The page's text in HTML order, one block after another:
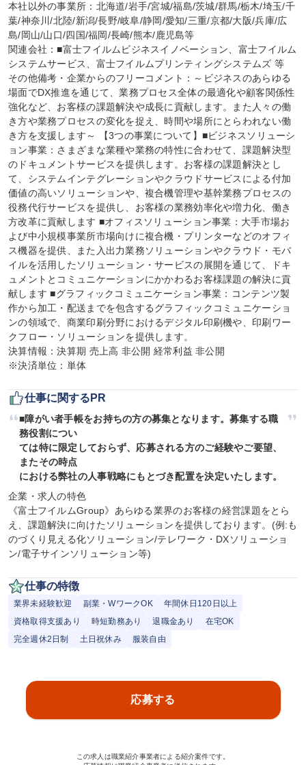
本社以外の事業所：北海道/岩手/宮城/福島/茨城/群馬/栃木/埼玉/千
葉/神奈川/北陸/新潟/長野/岐阜/静岡/愛知/三重/京都/大阪/兵庫/広
島/岡山/山口/四国/福岡/長崎/熊本/鹿児島等
関連会社：■富士フイルムビジネスイノベーション、富士フイルム
システムサービス、富士フイルムプリンティングシステムズ 等
その他備考・企業からのフリーコメント：～ビジネスのあらゆる
場面でDX推進を通じて、業務プロセス全体の最適化や顧客関係性
強化など、お客様の課題解決や成長に貢献します。また人々の働
き方や業務プロセスの変化を捉え、時間や場所にとらわれない働
き方を支援します～ 【3つの事業について】■ビジネスソリューシ
ョン事業：さまざまな業種や業務の特性に合わせて、課題解決型
のドキュメントサービスを提供します。お客様の課題解決とし
て、システムインテグレーションやクラウドサービスによる付加
価値の高いソリューションや、複合機管理や基幹業務プロセスの
役務代行サービスを提供し、お客様の業務効率化や増力化、働き
方改革に貢献します ■オフィスソリューション事業：大手市場お
よび中小規模事業所市場向けに複合機・プリンターなどのオフィ
ス機器を提供、また入出力業務ソリューションやクラウド・モバ
イルを活用したソリューション・サービスの展開を通じて、ドキ
ュメントとコミュニケーションにかかわるお客様課題の解決に貢
献します ■グラフィックコミュニケーション事業：コンテンツ製
作から加工・配送までを包含するグラフィックコミュニケーショ
ンの領域で、商業印刷分野におけるデジタル印刷機や、印刷ワー
クフロー・ソリューションを提供します。
決算情報：決算期 売上高 非公開 経常利益 非公開
※決済単位：単体
仕事に関するPR
■障がい者手帳をお持ちの方の募集となります。募集する職
務役割につい
ては特に限定しておらず、応募される方のご経験やご要望、
またその時点
における弊社の人事戦略にもとづき配置を決定いたします。
企業・求人の特色
《富士フイルムGroup》あらゆる業界のお客様の経営課題をとら
え、課題解決に向けたソリューションを提供しております。(例:も
のづくり見える化ソリューション/テレワーク・DXソリューショ
ン/電子サインソリューション等)
仕事の特徴
業界未経験歓迎 副業・WワークOK
年間休日120日以上
資格取得支援あり
時短勤務あり 退職金あり
在宅OK
完全週休2日制
土日祝休み 服装自由
応募する
この求人は職業紹介事業者による紹介案件です。